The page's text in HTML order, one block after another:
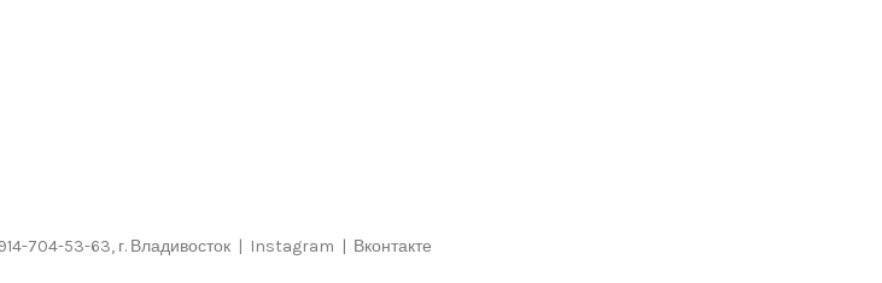
704-53-63, г. Владивосток | Instagram | Вконтакте